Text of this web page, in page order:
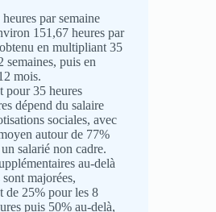
par semaine
151,67 heures par
en multipliant 35
semaines, puis en
mois.
pour 35 heures
dépend du salaire
sociales, avec
autour de 77%
salarié non cadre.
au-delà
majorées,
de 25% pour les 8
puis 50% au-delà,